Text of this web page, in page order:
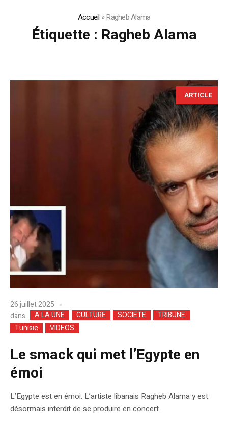
Accueil »Ragheb Alama
Étiquette : Ragheb Alama
ARTICLE
26 juillet 2025
dans
A LA UNE CULTURE SOCIETE
TRIBUNE
Tunisie
VIDEOS
Le smack qui met l’Egypte en
émoi
L’Egypte est en émoi. L’artiste libanais Ragheb Alama y est
désormais interdit de se produire en concert.